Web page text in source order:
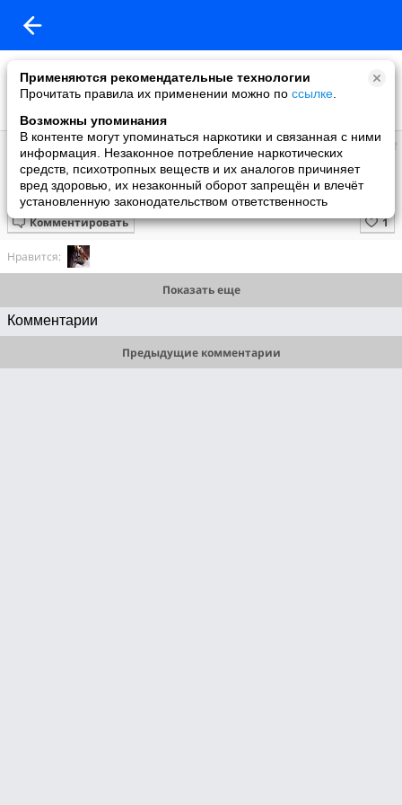
Применяются рекомендательные технологии
Прочитать правила их применении можно по ссылке
Возможны упоминания
В контенте могут упоминаться наркотики и связанная с ними
информация. Незаконное потребление наркотических
средств, психотропных веществ и их аналогов причиняет
вред здоровью, их незаконный оборот запрещён и влечёт
установленную законодательством ответственность
Супер топ
добавил видео
11 мая
Лагуна Парон
Комментировать
Нравится:
Показать еще
Комментарии
Предыдущие комментарии